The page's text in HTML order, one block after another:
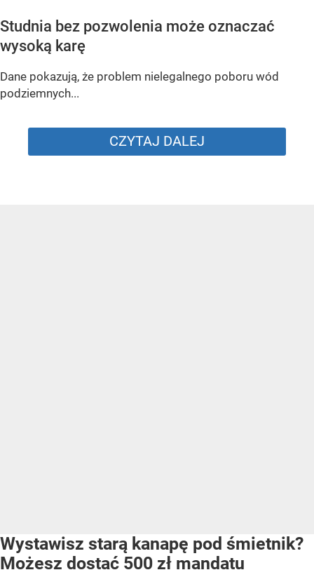
Studnia bez pozwolenia może oznaczać
wysoką karę
Dane pokazują, że problem nielegalnego poboru wód
podziemnych...
CZYTAJ DALEJ
Wystawisz starą kanapę pod śmietnik?
Możesz dostać 500 zł mandatu